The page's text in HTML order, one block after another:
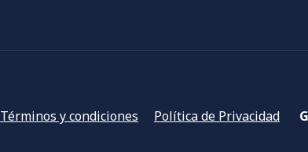
Términos y condiciones Política de Privacidad